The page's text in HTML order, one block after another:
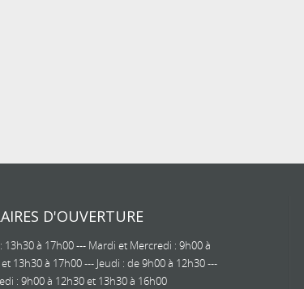
D'OUVERTURE
13h30 à 17h00 --- Mardi et Mercredi : 9h00 à
13h30 à 17h00 --- Jeudi : de 9h00 à 12h30 ---
: 9h00 à 12h30 et 13h30 à 16h00